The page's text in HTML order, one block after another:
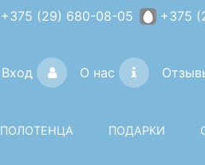
+375 (29) 680-08-05 +375
Вход О нас
ПОЛОТЕНЦА ПОДАРКИ